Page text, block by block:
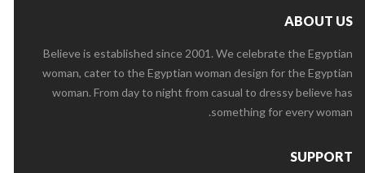
ABOUT US
Believe is established since 2001. We celebrate the Egyptian
woman, cater to the Egyptian woman design for the Egyptian
woman. From day to night from casual to dressy believe has
something for every woman.
SUPPORT